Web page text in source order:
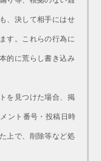
、決して相手にはせ
す。これらの行為に
的に荒らし書き込み
を見つけた場合、掲
ント番号・投稿日時
上で、削除等など処